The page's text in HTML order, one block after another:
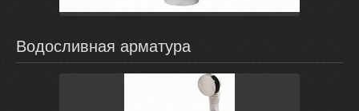
Водосливная арматура